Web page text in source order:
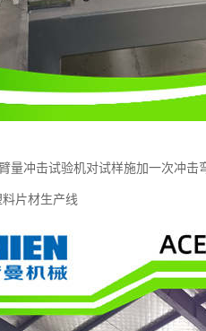
量冲击试验机对试样施加一次冲
片材生产线